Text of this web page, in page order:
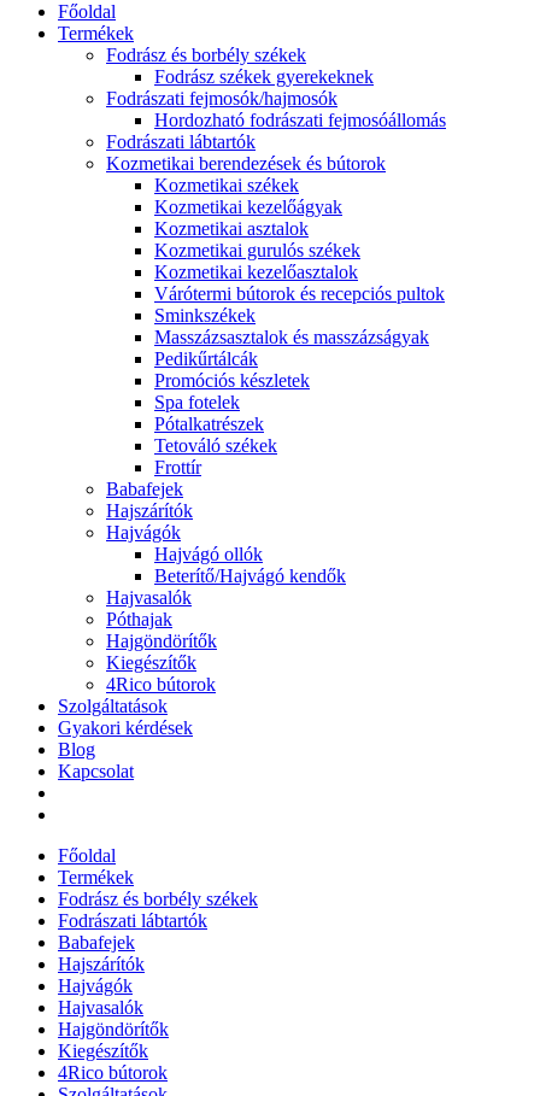
Főoldal
Termékek
Fodrász és borbély székek
Fodrász székek gyerekeknek
Fodrászati fejmosók/hajmosók
Hordozható fodrászati fejmosóállomás
Fodrászati lábtartók
Kozmetikai berendezések és bútorok
Kozmetikai székek
Kozmetikai kezelőágyak
Kozmetikai asztalok
Kozmetikai gurulós székek
Kozmetikai kezelőasztalok
Várótermi bútorok és recepciós pultok
Sminkszékek
Masszázsasztalok és masszázságyak
Pedikűrtálcák
Promóciós készletek
Spa fotelek
Pótalkatrészek
Tetováló székek
Frottír
Babafejek
Hajszárítók
Hajvágók
Hajvágó ollók
Beterítő/Hajvágó kendők
Hajvasalók
Póthajak
Hajgöndörítők
Kiegészítők
4Rico bútorok
Szolgáltatások
Gyakori kérdések
Blog
Kapcsolat
Főoldal
Termékek
Fodrász és borbély székek
Fodrászati lábtartók
Babafejek
Hajszárítók
Hajvágók
Hajvasalók
Hajgöndörítők
Kiegészítők
4Rico bútorok